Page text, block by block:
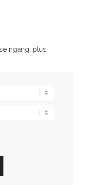
plus